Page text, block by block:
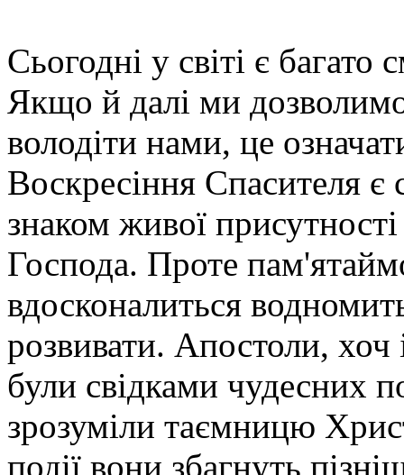
Сьогодні у світі є багато
Якщо й далі ми
володіти нами, це
Воскресіння Спасителя є
знаком живої
Господа. Проте
вдосконалиться
розвивати. Апостоли, хоч
були свідками чудесних
зрозуміли таємницю
події вони збагнуть